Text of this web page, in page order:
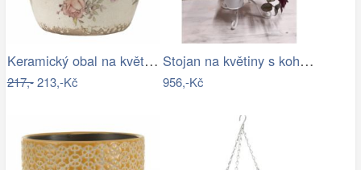
Keramický obal na květináč s růžemi…
217,-213,-Kč
Stojan na květiny s kohoutkem
956,-Kč